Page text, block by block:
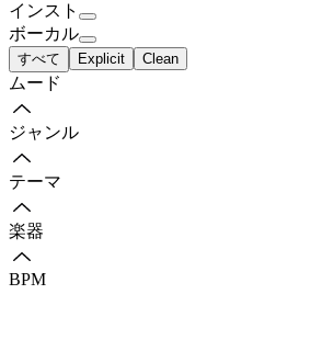
インスト
ボーカル
すべて Explicit Clean
ムード
ジャンル
テーマ
楽器
BPM